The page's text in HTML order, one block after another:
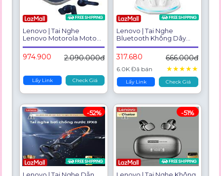
Lenovo | Tai Nghe
Lenovo Motorola Moto
Buds Bluetooth 5.3 Tai
Nghe Không Dây Trong
Tai Có Khả Năng Giảm
IPX4 Chống Nước
974.900 2.090.000đ
Lấy Link Check Giá
Lenovo | Tai Nghe
Bluetooth Không Dây
Chơi Game Kiểu Đặt
Trong Tai Giảm Tiếng Ồn
Chất Lượng Cao
317.680 666.000đ
6.0K Đã bán ★★★★★
Lấy Link Check Giá
Lenovo | Tai Nghe Dẫn
-52%
Lenovo | Tai Nghe Không
-51%